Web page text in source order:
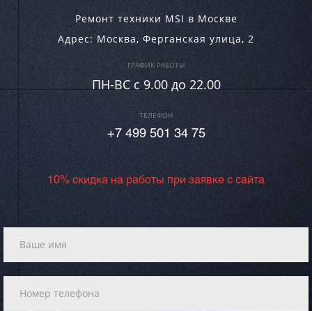
Ремонт техники MSI в Москве
Адрес: Москва, Ферганская улица, 2
ГРАФИК РАБОТЫ
ПН-ВC c 9.00 до 22.00
ТЕЛЕФОН
+7 499 501 34 75
10% скидка на работы при заявке с сайта